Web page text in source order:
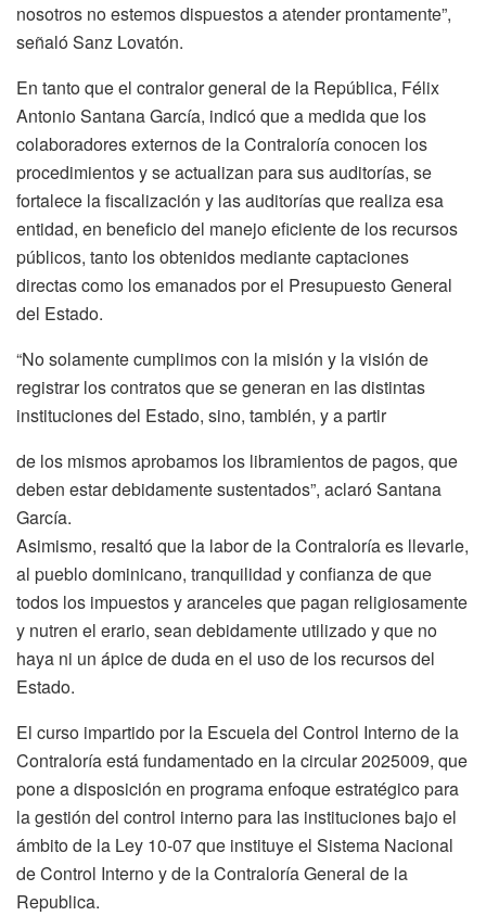
nosotros no estemos dispuestos a atender prontamente”,
señaló Sanz Lovatón.
En tanto que el contralor general de la República, Félix
Antonio Santana García, indicó que a medida que los
colaboradores externos de la Contraloría conocen los
procedimientos y se actualizan para sus auditorías, se
fortalece la fiscalización y las auditorías que realiza esa
entidad, en beneficio del manejo eficiente de los recursos
públicos, tanto los obtenidos mediante captaciones
directas como los emanados por el Presupuesto General
del Estado.
“No solamente cumplimos con la misión y la visión de
registrar los contratos que se generan en las distintas
instituciones del Estado, sino, también, y a partir
de los mismos aprobamos los libramientos de pagos, que
deben estar debidamente sustentados”, aclaró Santana
García.
Asimismo, resaltó que la labor de la Contraloría es llevarle,
al pueblo dominicano, tranquilidad y confianza de que
todos los impuestos y aranceles que pagan religiosamente
y nutren el erario, sean debidamente utilizado y que no
haya ni un ápice de duda en el uso de los recursos del
Estado.
El curso impartido por la Escuela del Control Interno de la
Contraloría está fundamentado en la circular 2025009, que
pone a disposición en programa enfoque estratégico para
la gestión del control interno para las instituciones bajo el
ámbito de la Ley 10-07 que instituye el Sistema Nacional
de Control Interno y de la Contraloría General de la
Republica.